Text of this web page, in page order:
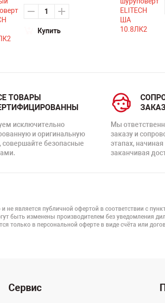
Купить
ТОВАРЫ
исключительно
и оригинальную
совершайте безопасные
Мы
заказу и
этапах,
заканчивая
не является публичной офертой в соответствии с
быть изменены производителем без уведомления
только в персональной оферте в виде счёта или
Сервис